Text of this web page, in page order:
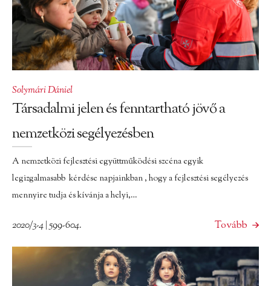
Solymári Dániel
Társadalmi jelen és fenntartható jövő a
nemzetközi segélyezésben
A nemzetközi fejlesztési együttműködési szcéna egyik
legizgalmasabb kérdése napjainkban , hogy a fejlesztési segélyezés
mennyire tudja és kívánja a helyi,…
2020/3-4 | 599-604. Tovább